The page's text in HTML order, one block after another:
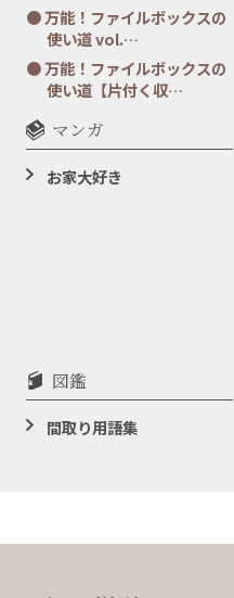
万能！ファイルボックスの
使い道 vol.…
万能！ファイルボックスの
使い道【片付く収…
マンガ
お家大好き
図鑑
間取り用語集